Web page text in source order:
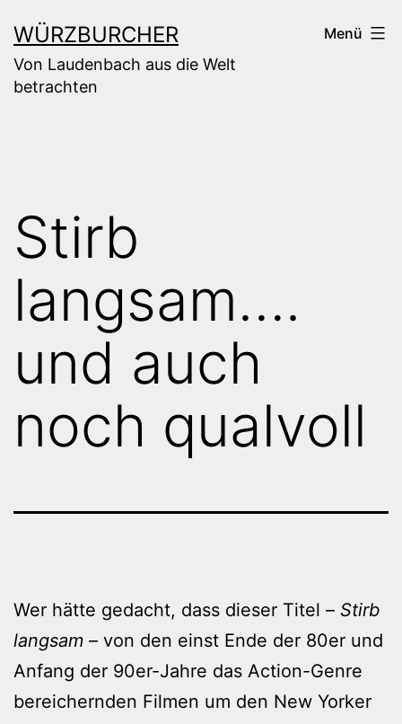
Inhalt
springen
WÜRZBURCHER
Von Laudenbach aus die Welt
betrachten
Menü
Stirb
langsam….
und auch
noch qualvoll
Wer hätte gedacht, dass dieser Titel – Stirb
langsam – von den einst Ende der 80er und
Anfang der 90er-Jahre das Action-Genre
bereichernden Filmen um den New Yorker